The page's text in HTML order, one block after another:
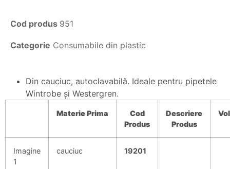
Cod produs 951
Categorie Consumabile din plastic
Din cauciuc, autoclavabilă. Ideale pentru pipetele
Wintrobe şi Westergren.
MateriePrima
Cod
Produs
Descriere
Produs
Imagine
1
cauciuc 19201